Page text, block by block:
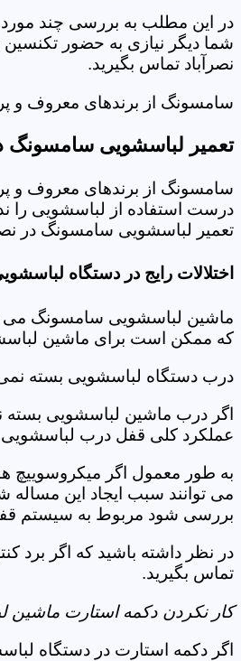
در این مطلب به بررسی چند مورد
شما دیگر نیازی به حضور
نصرآباد تماس بگیرید.
سامسونگ از برندهای معروف و
تعمیر لباسشویی سامسونگ
سامسونگ از برندهای معروف و
درست استفاده از لباسشویی را
تعمیر لباسشویی سامسونگ در
اختلالات رایج در دستگاه
ماشین لباسشویی سامسونگ می
که ممکن است برای ماشین
درب دستگاه لباسشویی بسته
اگر درب ماشین لباسشویی بسته
عملکرد کلی قفل درب لباسشویی
به طور معمول اگر میکروسوییچ
می توانند سبب ایجاد این مساله
بررسی شود مربوط به سیستم
در نظر داشته باشید که اگر
تماس بگیرید.
کار نکردن دکمه استارت ماشین
اگر دکمه استارت در دستگاه